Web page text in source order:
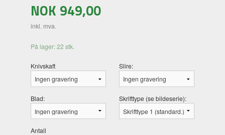
NOK 949,00
inkl. mva.
På lager: 22 stk.
Knivskaft Slire:
Blad: Skrifttype (se bildeserie):
Antall